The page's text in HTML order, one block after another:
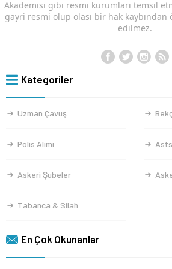
Akademisi gibi resmi kurumları temsil
gayri resmi olup olası bir hak
edilmez.
Kategoriler
Uzman Çavuş
Polis Alımı
Askeri Şubeler
Tabanca & Silah
En Çok Okunanlar